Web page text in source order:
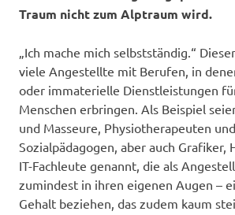
Traum nicht zum Alptraum wird.
„Ich mache mich selbstständig.“
viele Angestellte mit Berufen, in
oder immaterielle Dienstleistungen
Menschen erbringen. Als Beispiel
und Masseure, Physiotherapeuten und
Sozialpädagogen, aber auch Grafiker,
IT-Fachleute genannt, die als
zumindest in ihren eigenen Augen –
Gehalt beziehen, das zudem kaum